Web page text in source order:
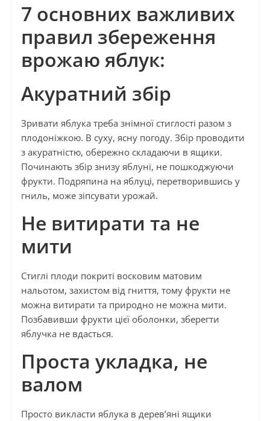
7 основних важливих
правил збереження
врожаю яблук:
Акуратний збір
Зривати яблука треба знімної стиглості разом з
плодоніжкою. В суху, ясну погоду. Збір проводити
з акуратністю, обережно складаючи в ящики.
Починають збір знизу яблуні, не пошкоджуючи
фрукти. Подряпина на яблуці, перетворившись у
гниль, може зіпсувати урожай.
Не витирати та не
мити
Стиглі плоди покриті восковим матовим
нальотом, захистом від гниття, тому фрукти не
можна витирати та природно не можна мити.
Позбавивши фрукти цієї оболонки, зберегти
яблучка не вдасться.
Проста укладка, не
валом
Просто викласти яблука в дерев’яні ящики